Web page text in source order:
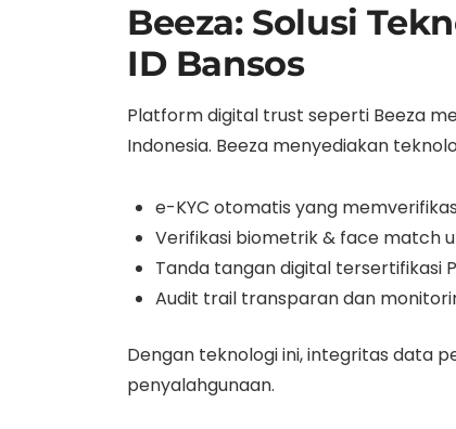
Beeza: Solusi
ID Bansos
Platform digital trust seperti Beeza
Indonesia. Beeza menyediakan
e-KYC otomatis yang
Verifikasi biometrik & face match
Tanda tangan digital tersertifikasi
Audit trail transparan dan
Dengan teknologi ini, integritas data
penyalahgunaan.